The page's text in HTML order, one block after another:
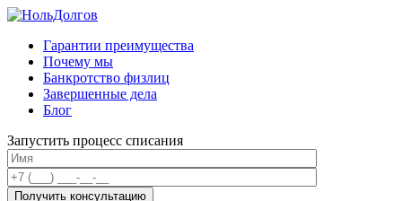
Skip
contentГарантии преимущества
Почему мы
Банкротство физлиц
Завершенные дела
Блог
Запустить процесс списания